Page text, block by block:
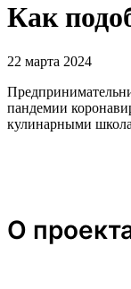
Как
22 марта 2024
пандемии
кулинарными
О